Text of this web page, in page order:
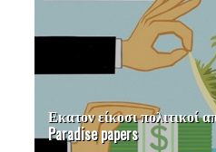
Εκατον είκοσι πολιτικοί
Paradise papers